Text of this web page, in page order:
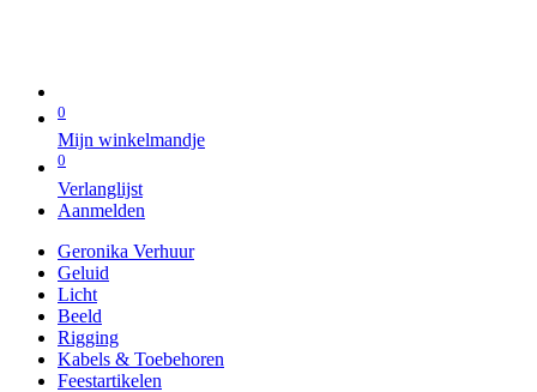
0
Mijn winkelmandje
0
Verlanglijst
Aanmelden
Geronika Verhuur
Geluid
Licht
Beeld
Rigging
Kabels & Toebehoren
Feestartikelen